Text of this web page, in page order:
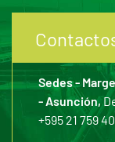
Sedes -
- Asunción,
+595 21 759